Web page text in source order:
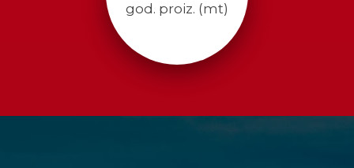
god. proiz. (mt)